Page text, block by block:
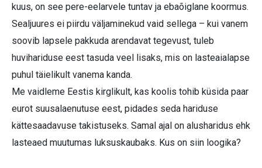
kuus, on see pere-eelarvele tuntav ja ebaõiglane koormus.
Sealjuures ei piirdu väljaminekud vaid sellega – kui vanem
soovib lapsele pakkuda arendavat tegevust, tuleb
huvihariduse eest tasuda veel lisaks, mis on lasteaialapse
puhul täielikult vanema kanda.
Me vaidleme Eestis kirglikult, kas koolis tohib küsida paar
eurot suusalaenutuse eest, pidades seda hariduse
kättesaadavuse takistuseks. Samal ajal on alusharidus ehk
lasteaed muutumas luksuskaubaks. Kus on siin loogika?